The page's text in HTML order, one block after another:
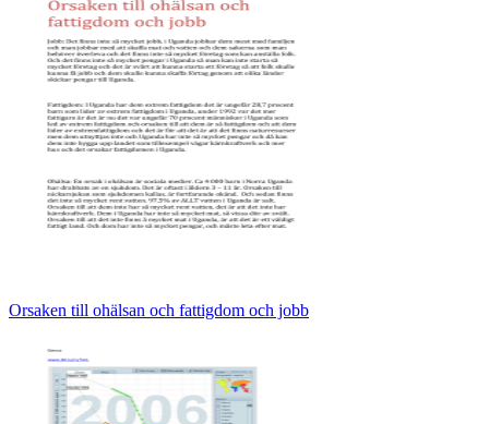
Orsaken till ohälsan och fattigdom och jobb